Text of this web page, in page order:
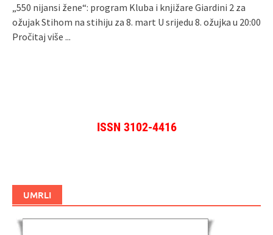
„550 nijansi žene“: program Kluba i knjižare Giardini 2 za
ožujak Stihom na stihiju za 8. mart U srijedu 8. ožujka u 20:00
Pročitaj više ...
ISSN 3102-4416
UMRLI